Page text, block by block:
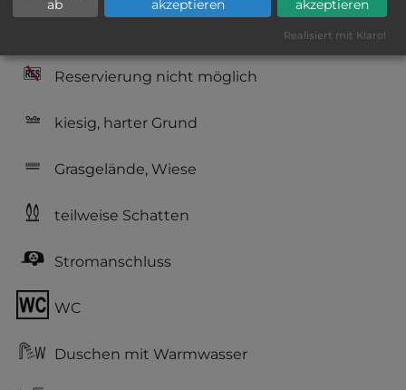
Reservierung nicht möglich
kiesig, harter Grund
Grasgelände, Wiese
teilweise Schatten
Stromanschluss
WC
Duschen mit Warmwasser
ab
akzeptieren
akzeptieren
Realisiert mit Klaro!